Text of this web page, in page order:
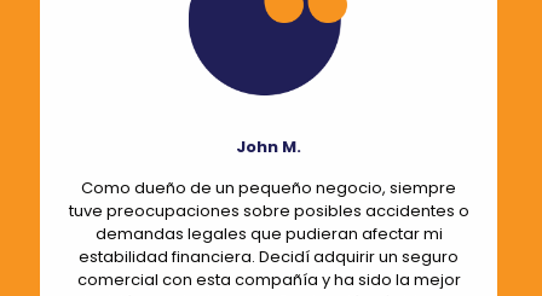
John M.
Como dueño de un pequeño negocio, siempre
tuve preocupaciones sobre posibles accidentes o
demandas legales que pudieran afectar mi
estabilidad financiera. Decidí adquirir un seguro
comercial con esta compañía y ha sido la mejor